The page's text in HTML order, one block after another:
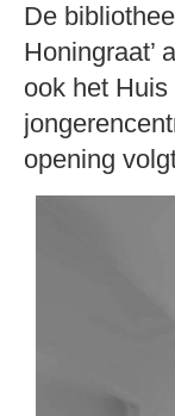
De
Honingraat’
ook het
opening